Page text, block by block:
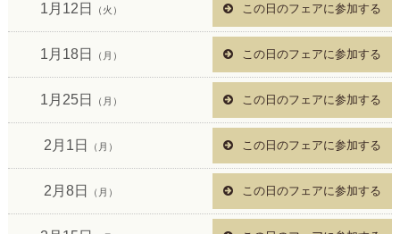
1月12日 （火） この日のフェアに参加する
1月18日 （月） この日のフェアに参加する
1月25日 （月） この日のフェアに参加する
2月1日 （月） この日のフェアに参加する
2月8日 （月） この日のフェアに参加する